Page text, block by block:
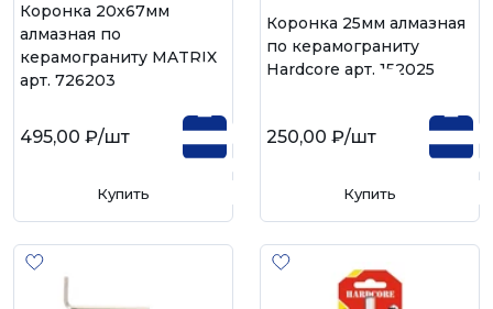
Коронка 20х67мм
алмазная по
керамограниту MATRIX
арт. 726203
495,00 ₽/шт
Купить
Коронка 25мм алмазная
по керамограниту
Hardcore арт. 152025
250,00 ₽/шт
Купить